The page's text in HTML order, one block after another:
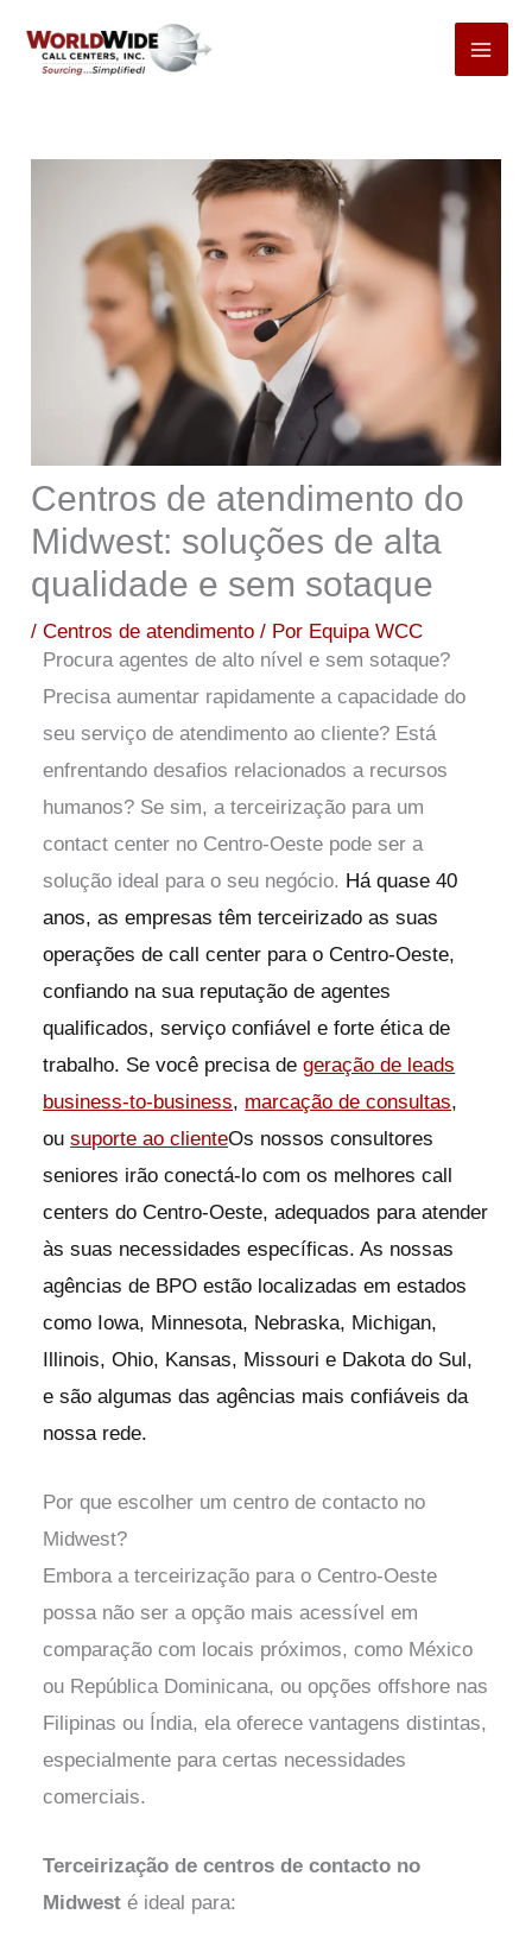
para
Centros de atendimento do
Midwest: soluções de alta
qualidade e sem sotaque
/Centros de atendimento / Por Equipa WCC
Procura agentes de alto nível e sem sotaque?
Precisa aumentar rapidamente a capacidade do
seu serviço de atendimento ao cliente? Está
enfrentando desafios relacionados a recursos
humanos? Se sim, a terceirização para um
contact center no Centro-Oeste pode ser a
solução ideal para o seu negócio. Há quase 40
anos, as empresas têm terceirizado as suas
operações de call center para o Centro-Oeste,
confiando na sua reputação de agentes
qualificados, serviço confiável e forte ética de
trabalho. Se você precisa degeração de leads
business-to-business, marcação de consultas,
ousuporte ao clienteOs nossos consultores
seniores irão conectá-lo com os melhores call
centers do Centro-Oeste, adequados para atender
às suas necessidades específicas. As nossas
agências de BPO estão localizadas em estados
como Iowa, Minnesota, Nebraska, Michigan,
Illinois, Ohio, Kansas, Missouri e Dakota do Sul,
e são algumas das agências mais confiáveis da
nossa rede.
Por que escolher um centro de contacto no
Midwest?
Embora a terceirização para o Centro-Oeste
possa não ser a opção mais acessível em
comparação com locais próximos, como México
ou República Dominicana, ou opções offshore nas
Filipinas ou Índia, ela oferece vantagens distintas,
especialmente para certas necessidades
comerciais.
Terceirização de centros de contacto no
Midwest é ideal para: